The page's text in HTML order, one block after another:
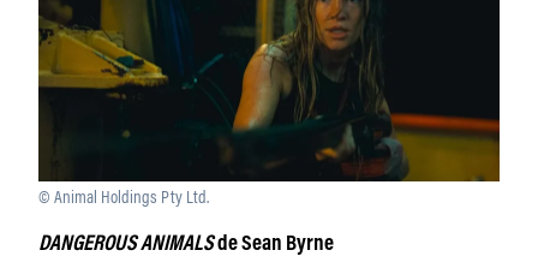
© Animal Holdings Pty Ltd.
DANGEROUS ANIMALSde Sean Byrne